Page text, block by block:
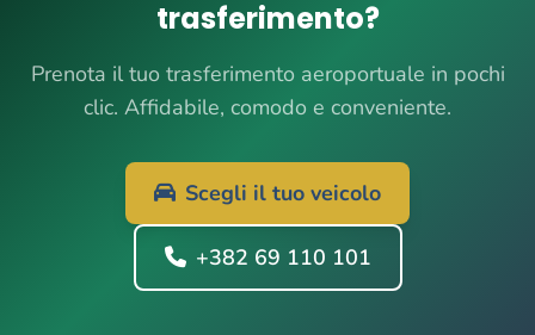
trasferimento?
Prenota il tuo trasferimento aeroportuale in pochi
clic. Affidabile, comodo e conveniente.
Scegli il tuo veicolo
+382 69 110 101